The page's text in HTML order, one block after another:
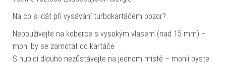
Na co si dát při vysávání turbokartáčem pozor?
Nepoužívejte na koberce s vysokým vlasem (nad 15 mm) –
mohl by se zamotat do kartáče
S hubicí dlouho nezůstávejte na jednom místě – mohli byste